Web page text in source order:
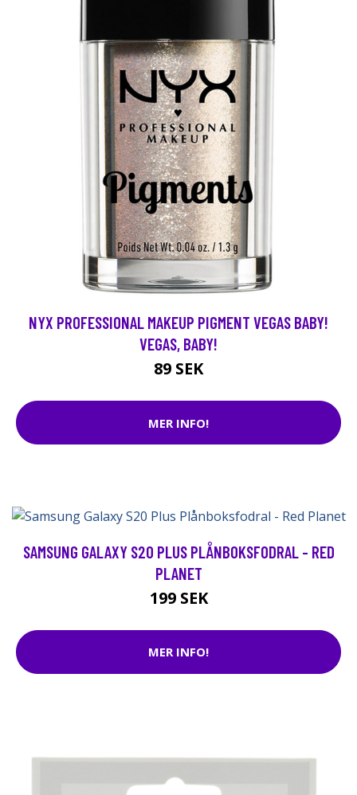
NYX PROFESSIONAL MAKEUP PIGMENT VEGAS BABY!
VEGAS, BABY!
89 SEK
MER INFO!
SAMSUNG GALAXY S20 PLUS PLÅNBOKSFODRAL - RED
PLANET
199 SEK
MER INFO!